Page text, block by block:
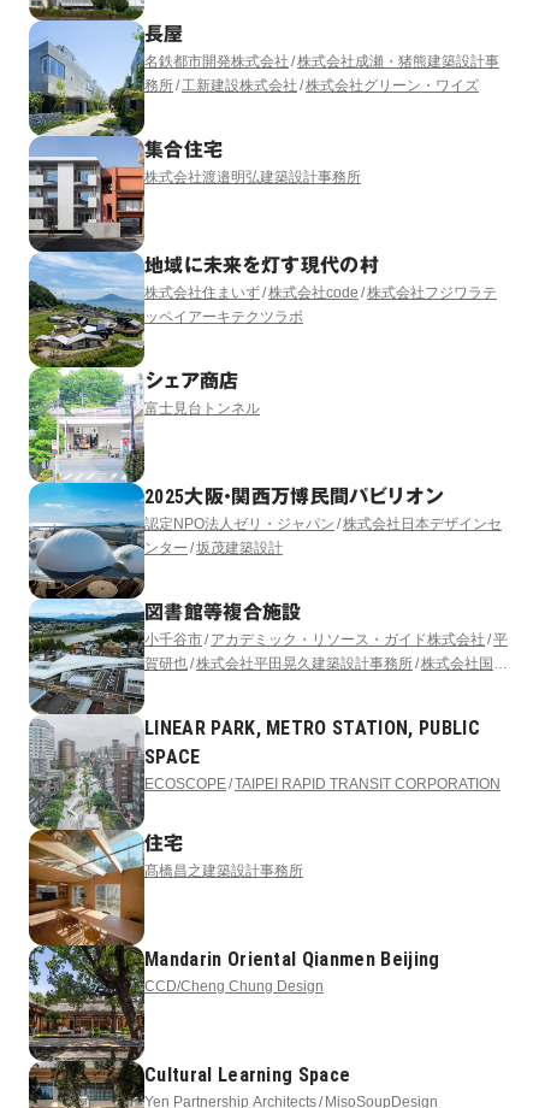
長屋
名鉄都市開発株式会社 株式会社成瀬・猪熊建築設計事
務所 工新建設株式会社 株式会社グリーン・ワイズ
集合住宅
株式会社渡邉明弘建築設計事務所
地域に未来を灯す現代の村
株式会社住まいず 株式会社code 株式会社フジワラテ
ッペイアーキテクツラボ
シェア商店
富士見台トンネル
2025大阪・関西万博民間パビリオン
認定NPO法人ゼリ・ジャパン 株式会社日本デザインセ
ンター 坂茂建築設計
図書館等複合施設
小千谷市 アカデミック・リソース・ガイド株式会社 平
賀研也 株式会社平田晃久建築設計事務所 株式会社国際
LINEAR PARK, METRO STATION, PUBLIC
SPACE
ECOSCOPE TAIPEI RAPID TRANSIT CORPORATION
住宅
髙橋昌之建築設計事務所
Mandarin Oriental Qianmen Beijing
CCD/Cheng Chung Design
Cultural Learning Space
Yen Partnership Architects MisoSoupDesign